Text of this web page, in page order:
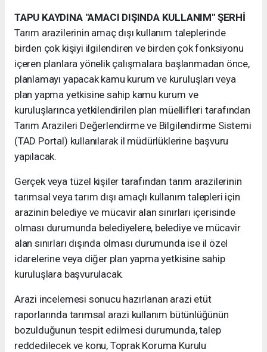
TAPU KAYDINA "AMACI DIŞINDA KULLANIM" ŞERHİ
Tarım arazilerinin amaç dışı kullanım taleplerinde
birden çok kişiyi ilgilendiren ve birden çok fonksiyonu
içeren planlara yönelik çalışmalara başlanmadan önce,
planlamayı yapacak kamu kurum ve kuruluşları veya
plan yapma yetkisine sahip kamu kurum ve
kuruluşlarınca yetkilendirilen plan müellifleri tarafından
Tarım Arazileri Değerlendirme ve Bilgilendirme Sistemi
(TAD Portal) kullanılarak il müdürlüklerine başvuru
yapılacak.
Gerçek veya tüzel kişiler tarafından tarım arazilerinin
tarımsal veya tarım dışı amaçlı kullanım talepleri için
arazinin belediye ve mücavir alan sınırları içerisinde
olması durumunda belediyelere, belediye ve mücavir
alan sınırları dışında olması durumunda ise il özel
idarelerine veya diğer plan yapma yetkisine sahip
kuruluşlara başvurulacak.
Arazi incelemesi sonucu hazırlanan arazi etüt
raporlarında tarımsal arazi kullanım bütünlüğünün
bozulduğunun tespit edilmesi durumunda, talep
reddedilecek ve konu, Toprak Koruma Kurulu